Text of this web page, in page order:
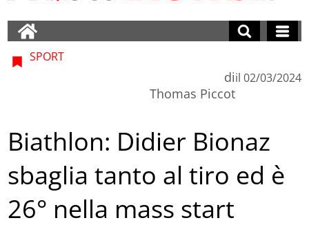
SPORT
di
Thomas Piccot
il 02/03/2024
Biathlon: Didier Bionaz
sbaglia tanto al tiro ed è
26° nella mass start